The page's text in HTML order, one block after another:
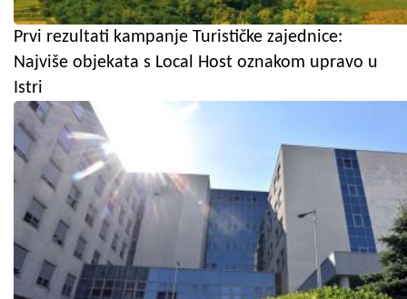
Prvi rezultati kampanje Turističke zajednice:
Najviše objekata s Local Host oznakom upravo u
Istri